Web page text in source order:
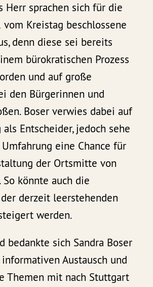
Herr sprachen sich für die
Kreistag beschlossene
denn diese sei bereits
bürokratischen Prozess
und auf große
den Bürgerinnen und
Boser verwies dabei auf
Entscheider, jedoch sehe
eine Chance für
der Ortsmitte von
könnte auch die
derzeit leerstehenden
werden.
bedankte sich Sandra Boser
Austausch und
Themen mit nach Stuttgart